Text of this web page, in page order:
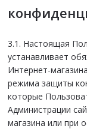
3.1. Настоящая
устанавливает
Интернет-
режима защиты
которые
Администрации
магазина или при